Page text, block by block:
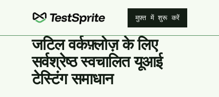
मुफ़्त में शुरू करें
जटिल वर्कफ़्लोज़ के लिए
सर्वश्रेष्ठ स्वचालित यूआई
टेस्टिंग समाधान